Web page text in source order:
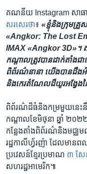
គណនីយ ​Instagram សាធ
សរសេរ​ថា៖ «ខ្ញុំ​និង​ក្រុមគ្
«Angkor: The Lost
IMAX «Angkor 3D»។
កណ្តាល​ត្រូវបាន​ដាក់តាំង​ជ
ពិព័រណ៌​នានា យើង​បាន​ដឹង​អំពី​
និង​កេរតំណែល​ដ៏​យូរ​អង្វែង​ន
ពិព័រណ៌​ដ៏​ធំ​និង​កម្រ​មួយ​នេះ​
កណ្តាល​ខែ​មិថុនា ឆ្នាំ ២០២
កន្លែង​តាំង​ពិព័រណ៌​និង​មជ្ឈម
រដ្ឋ​កាលីហ្វ័រញ៉ា ដែល​មាន​ព
ប្រវេសន៍​ខ្មែរ​ប្រមាណ ៣ សែ
សហរដ្ឋ​អាមេរិក៕